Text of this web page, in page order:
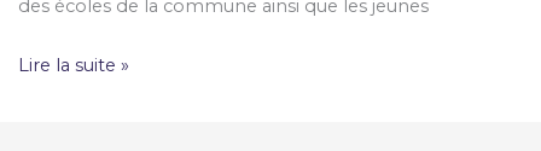
des écoles de la commune ainsi que les jeunes
Lire la suite »